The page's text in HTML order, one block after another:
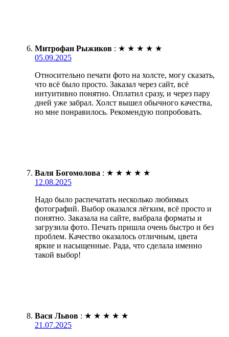
Митрофан Рыжиков : ★ ★ ★ ★ ★
05.09.2025
Относительно печати фото на холсте, могу сказать,
что всё было просто. Заказал через сайт, всё
интуитивно понятно. Оплатил сразу, и через пару
дней уже забрал. Холст вышел обычного качества,
но мне понравилось. Рекомендую попробовать.
Валя Богомолова : ★ ★ ★ ★ ★
12.08.2025
Надо было распечатать несколько любимых
фотографий. Выбор оказался лёгким, всё просто и
понятно. Заказала на сайте, выбрала форматы и
загрузила фото. Печать пришла очень быстро и без
проблем. Качество оказалось отличным, цвета
яркие и насыщенные. Рада, что сделала именно
такой выбор!
Вася Львов : ★ ★ ★ ★ ★
21.07.2025